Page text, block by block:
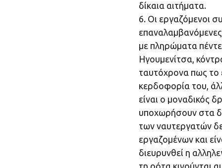
δίκαια αιτήματα.
6. Οι εργαζόμενοι
με πληρώματα
Ηγουμενίτσα,
ταυτόχρονα πως το
κερδοφορία του,
είναι ο μοναδικός
υποχωρήσουν στα
των ναυτεργατών
εργαζομένων και
διευρυνθεί η